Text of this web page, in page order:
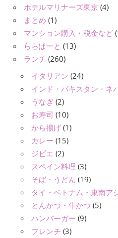
ホテルマリナーズ東京 (4)
まとめ (1)
マンション購入・税金など
ららぽーと (13)
ランチ (260)
イタリアン (24)
インド・パキスタン・ネ
うなぎ (2)
お寿司 (10)
から揚げ (1)
カレー (15)
ジビエ (2)
スペイン料理 (3)
そば・うどん (19)
タイ・ベトナム・東南ア
とんかつ・牛かつ (5)
ハンバーガー (9)
フレンチ (3)